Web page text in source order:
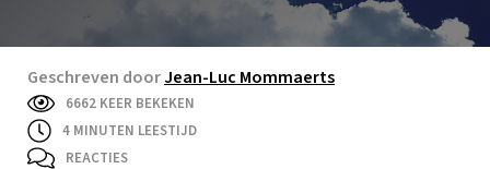
Geschreven doorJean-Luc Mommaerts
6662 KEER BEKEKEN
4 MINUTEN LEESTIJD
REACTIES